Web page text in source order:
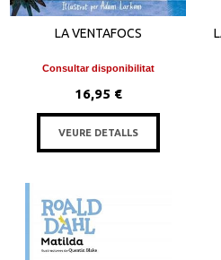
LA VENTAFOCS
Consultar disponibilitat
16,95 €
VEURE DETALLS